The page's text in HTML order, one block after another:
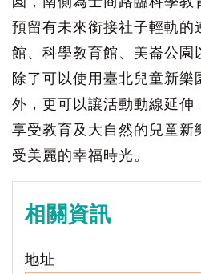
預留有未來銜接社子輕軌的
館、科學教育館、美崙公園
除了可以使用臺北兒童新樂
外，更可以讓活動動線延伸
享受教育及大自然的兒童新
受美麗的幸福時光。
相關資訊
地址